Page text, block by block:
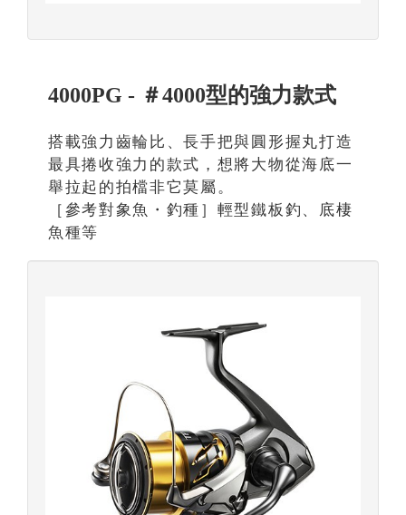
4000PG - ＃4000型的強力款式
搭載強力齒輪比、長手把與圓形握丸打造
最具捲收強力的款式，想將大物從海底一
舉拉起的拍檔非它莫屬。
［參考對象魚・釣種］輕型鐵板釣、底棲
魚種等